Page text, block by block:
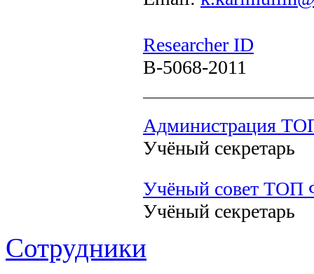
Researcher ID
B-5068-2011
Администрация
Учёный секретарь
Учёный совет
Учёный секретарь
Сотрудники